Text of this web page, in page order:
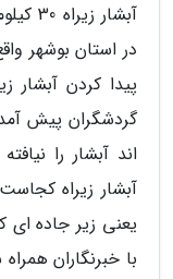
آبشار
در استان بوشهر
پیدا کردن آبشار
گردشگران پیش
اند آبشار را
آبشار زیراه
یعنی زیر جاده ای
با خبرنگاران